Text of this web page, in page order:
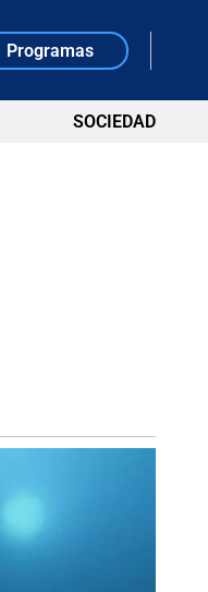
Programas
SOCIEDAD